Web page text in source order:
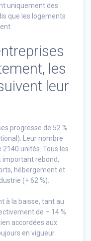
uniquement des
que les logements
les
leur
progresse de 52 %
Leur nombre
2140 unités. Tous les
important rebond,
hébergement et
(+ 62 %).
à la baisse, tant au
de – 14 %
accordées aux
en vigueur.